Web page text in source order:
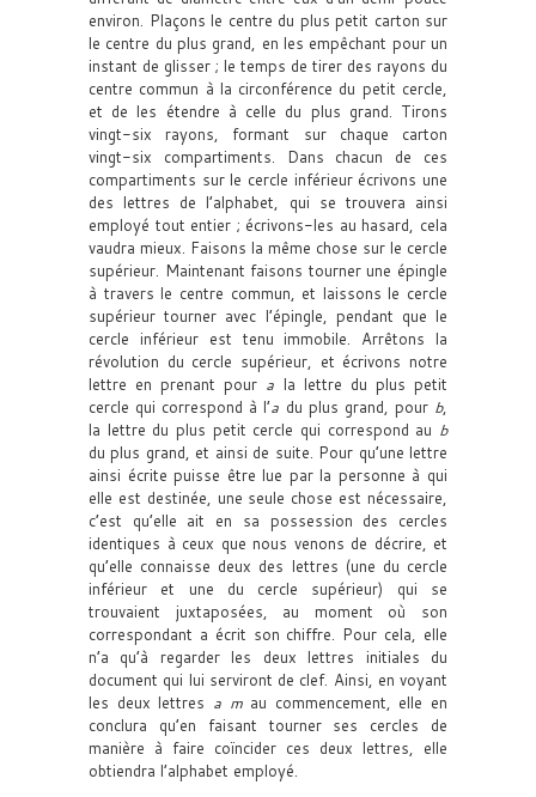
environ. Plaçons le centre du plus petit carton sur
le centre du plus grand, en les empêchant pour un
instant de glisser ; le temps de tirer des rayons du
centre commun à la circonférence du petit cercle,
et de les étendre à celle du plus grand. Tirons
vingt-six rayons, formant sur chaque carton
vingt-six compartiments. Dans chacun de ces
compartiments sur le cercle inférieur écrivons une
des lettres de l’alphabet, qui se trouvera ainsi
employé tout entier ; écrivons-les au hasard, cela
vaudra mieux. Faisons la même chose sur le cercle
supérieur. Maintenant faisons tourner une épingle
à travers le centre commun, et laissons le cercle
supérieur tourner avec l’épingle, pendant que le
cercle inférieur est tenu immobile. Arrêtons la
révolution du cercle supérieur, et écrivons notre
lettre en prenant pour a la lettre du plus petit
cercle qui correspond à l’a du plus grand, pour b,
la lettre du plus petit cercle qui correspond au b
du plus grand, et ainsi de suite. Pour qu’une lettre
ainsi écrite puisse être lue par la personne à qui
elle est destinée, une seule chose est nécessaire,
c’est qu’elle ait en sa possession des cercles
identiques à ceux que nous venons de décrire, et
qu’elle connaisse deux des lettres (une du cercle
inférieur et une du cercle supérieur) qui se
trouvaient juxtaposées, au moment où son
correspondant a écrit son chiffre. Pour cela, elle
n’a qu’à regarder les deux lettres initiales du
document qui lui serviront de clef. Ainsi, en voyant
les deux lettres a mau commencement, elle en
conclura qu’en faisant tourner ses cercles de
manière à faire coïncider ces deux lettres, elle
obtiendra l’alphabet employé.